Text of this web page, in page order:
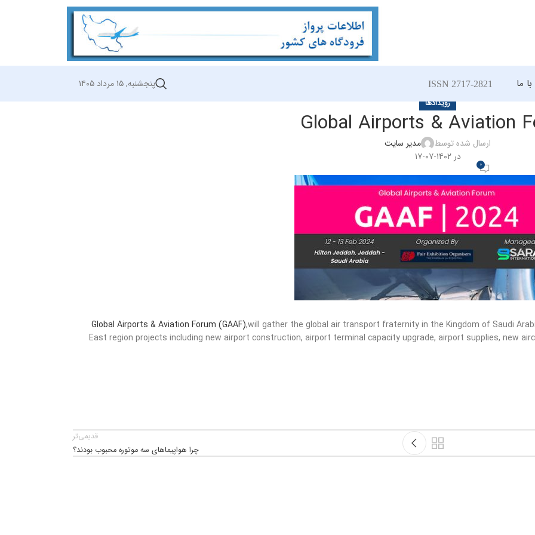
ما ISSN 2717-2821 پنجشنبه, ۱۵ مرداد ۱۴۰۵
رویدادها
Global Airports & Aviation
ارسال شده توسط
مدیر سایت
در ۱۴۰۲-۰۷-۱۷
0
Global Airports & Aviation Forum (GAAF),will gather the global air transport fraternity in the Kingdom of Saudi
East region projects including new airport construction, airport terminal capacity upgrade, airport supplies, new
قدیمی‌تر
چرا هواپیماهای سه موتوره محبوب بودند؟